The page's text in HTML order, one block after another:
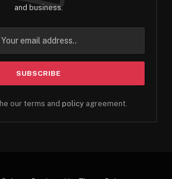
and business.
our terms and policy agreement.